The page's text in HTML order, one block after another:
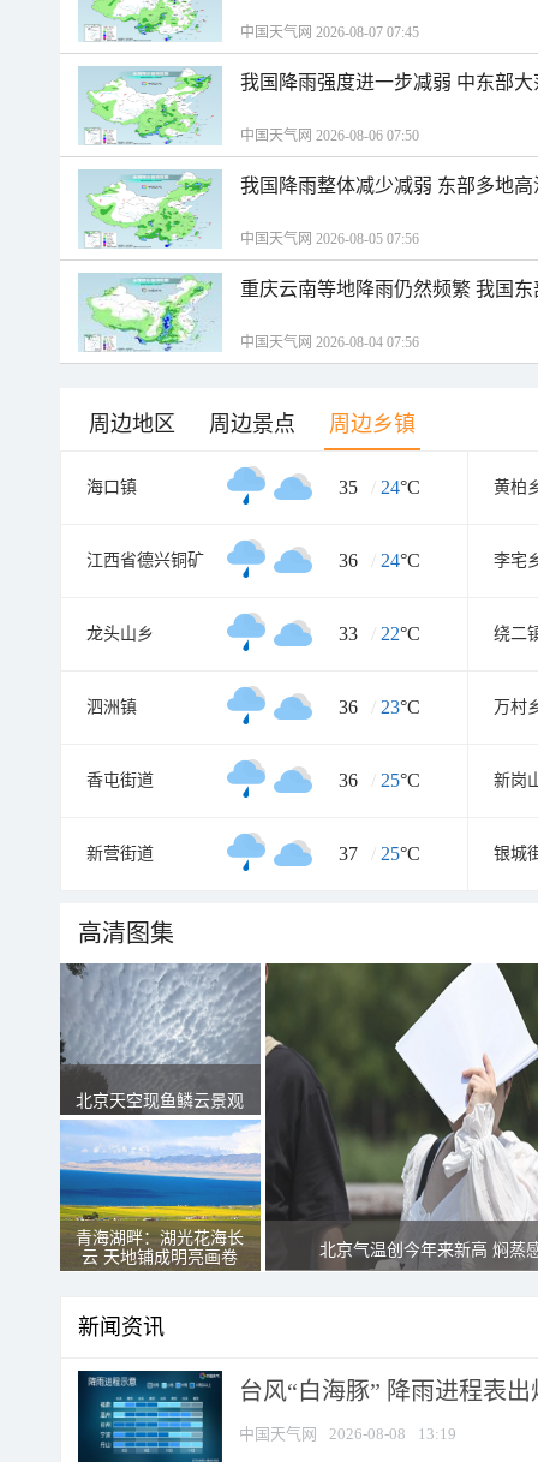
中国天气网 2026-08-07 07:45
我国降雨强度进一步减弱 中东部
中国天气网 2026-08-06 07:50
我国降雨整体减少减弱 东部多地
中国天气网 2026-08-05 07:56
重庆云南等地降雨仍然频繁 我国
中国天气网 2026-08-04 07:56
周边地区 周边景点 周边乡镇
海口镇 35 / 24°C 黄柏
江西省德兴铜矿 36 / 24°C 李宅
龙头山乡 33 / 22°C 绕二
泗洲镇 36 / 23°C 万村
香屯街道 36 / 25°C 新岗
新营街道 37 / 25°C 银城
高清图集
北京天空现鱼鳞云景观
青海湖畔：湖光花海长
云 天地铺成明亮画卷
北京气温创今年来新高 焖蒸
新闻资讯
台风“白海豚” 降雨进程表
中国天气网 2026-08-08 13:19